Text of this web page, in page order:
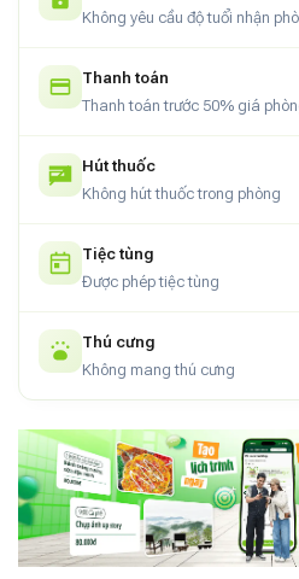
Dịch vụ:Chỗ đỗ xe miễn phí,
không phụ thu.
Không yêu cầu độ tuổi nhận
Thanh toán
Thanh toán trước 50% giá
Hút thuốc
Không hút thuốc trong phòng
Tiệc tùng
Được phép tiệc tùng
Thú cưng
Không mang thú cưng